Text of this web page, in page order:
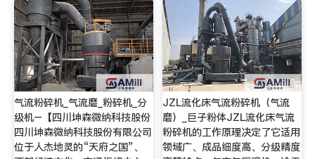
气流粉碎机_气流磨_粉碎机_分
级机–【四川坤森微纳科技股份
四川坤森微纳科技股份有限公司
位于人杰地灵的“天府之国”、
JZL流化床气流粉碎机（气流
磨）_巨子粉体JZL流化床气流
粉碎机的工作原理决定了它适用
领域广、成品细度高、分级精度